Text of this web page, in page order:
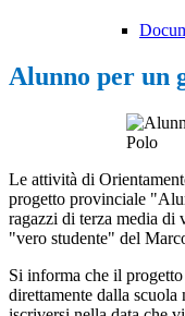
Alunno per un
Le attività di
progetto provinciale
ragazzi di terza media di
"vero studente" del
Si informa che il
direttamente dalla scuola